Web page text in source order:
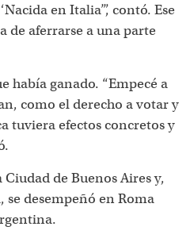
en Italia’”, contó. Ese
de aferrarse a una parte
había ganado. “Empecé a
como el derecho a votar y
tuviera efectos concretos y
de Buenos Aires y,
desempeñó en Roma